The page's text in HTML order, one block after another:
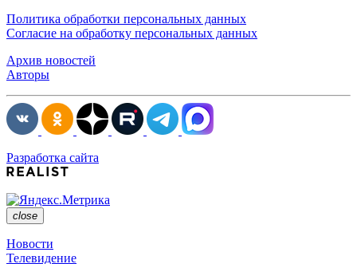
Политика обработки персональных данных
Согласие на обработку персональных данных
Архив новостей
Авторы
Разработка сайта
close
Новости
Телевидение